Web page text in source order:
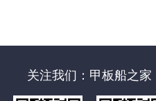
关注我们：甲板船之家